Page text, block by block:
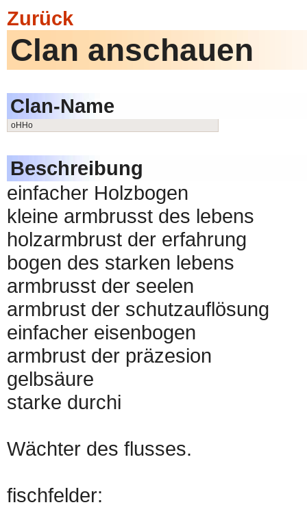
Zurück
Clan anschauen
Clan-Name
oHHo
Beschreibung
einfacher Holzbogen
kleine armbrusst des lebens
holzarmbrust der erfahrung
bogen des starken lebens
armbrusst der seelen
armbrust der schutzauflösung
einfacher eisenbogen
armbrust der präzesion
gelbsäure
starke durchi
Wächter des flusses.
fischfelder: